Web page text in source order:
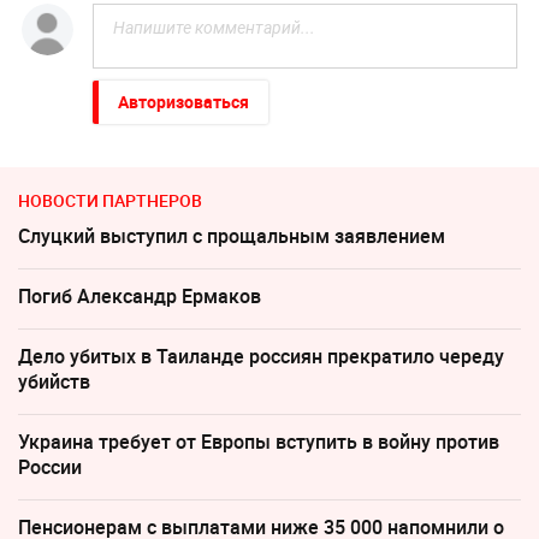
Авторизоваться
НОВОСТИ ПАРТНЕРОВ
Слуцкий выступил с прощальным заявлением
Погиб Александр Ермаков
Дело убитых в Таиланде россиян прекратило череду
убийств
Украина требует от Европы вступить в войну против
России
Пенсионерам с выплатами ниже 35 000 напомнили о